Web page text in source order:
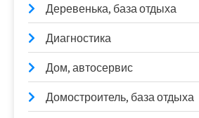
Деревенька, база отдыха
Диагностика
Дом, автосервис
Домостроитель, база отдыха